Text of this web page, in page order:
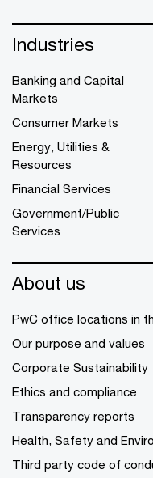
Industries
Banking and Capital
Markets
Consumer Markets
Energy, Utilities &
Resources
Financial Services
Government/Public
Services
About us
PwC office locations in
Our purpose and values
Corporate Sustainability
Ethics and compliance
Transparency reports
Health, Safety and
Third party code of